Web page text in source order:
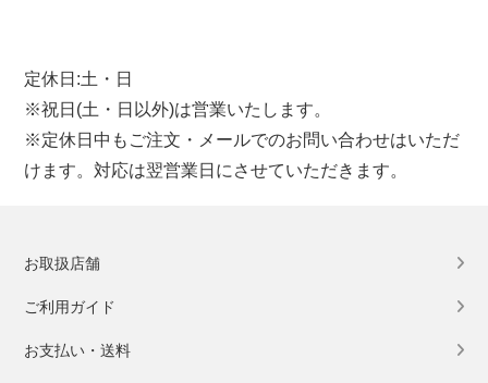
定休日:土・日
※祝日(土・日以外)は営業いたします。
※定休日中もご注文・メールでのお問い合わせはいただ
けます。対応は翌営業日にさせていただきます。
お取扱店舗
ご利用ガイド
お支払い・送料